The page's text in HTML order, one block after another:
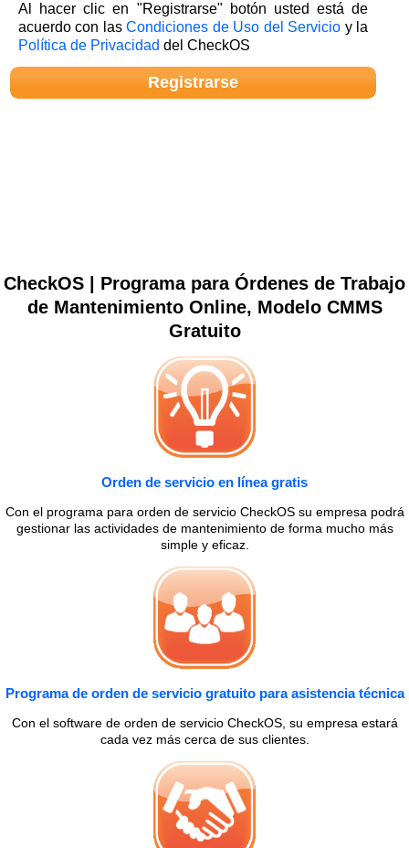
Al hacer clic en "Registrarse" botón usted está de
acuerdo con lasCondiciones de Uso del Servicio y la
Política de Privacidad del CheckOS
CheckOS | Programa para Órdenes de Trabajo
de Mantenimiento Online, Modelo CMMS
Gratuito
Orden de servicio en línea gratis
Con el programa para orden de servicio CheckOS su empresa podrá
gestionar las actividades de mantenimiento de forma mucho más
simple y eficaz.
Programa de orden de servicio gratuito para asistencia técnica
Con el software de orden de servicio CheckOS, su empresa estará
cada vez más cerca de sus clientes.